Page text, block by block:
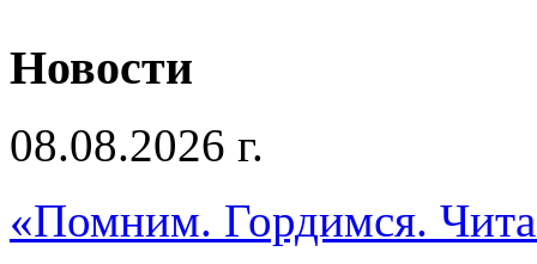
Новости
08.08.2026 г.
«Помним. Гордимся.